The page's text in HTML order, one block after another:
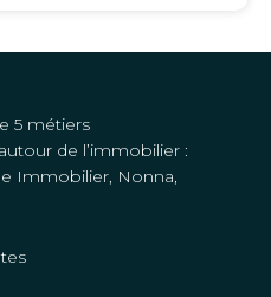
5 métiers
de l’immobilier :
Immobilier, Nonna,